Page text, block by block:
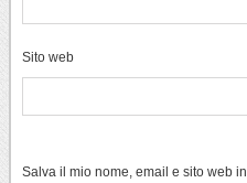
Sito web
Salva il mio nome, email e sito web in